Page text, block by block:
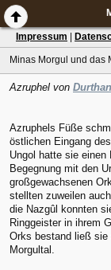
Impressum
Minas Morgul und das
Azruphel von
Azruphels Füße
östlichen Eingang
Ungol hatte sie
Begegnung mit den
großgewachsenen
stellten zuweilen
die Nazgûl konnten
Ringgeister in ihrem
Orks bestand ließ sie
Morgultal.